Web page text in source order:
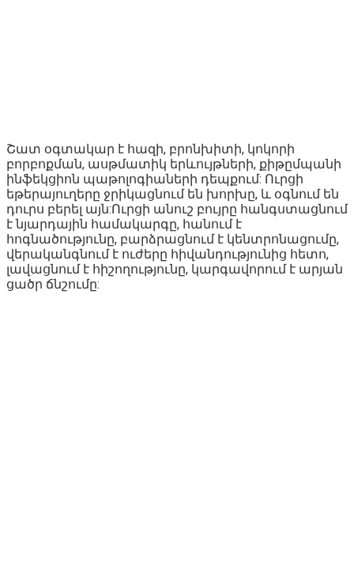
Շատ օգտակար է հազի, բրոնխիտի, կոկորի
բորբոքման, ասթմատիկ երևույթների, քիթըմպանի
ինֆեկցիոն պաթոլոգիաների դեպքում: Ուրցի
եթերայուղերը ջրիկացնում են խորխը, և օգնում են
դուրս բերել այն:Ուրցի անուշ բույրը հանգստացնում
է նյարդային համակարգը, հանում է
հոգնածությունը, բարձրացնում է կենտրոնացումը,
վերականգնում է ուժերը հիվանդությունից հետո,
լավացնում է հիշողությունը, կարգավորում է արյան
ցածր ճնշումը: